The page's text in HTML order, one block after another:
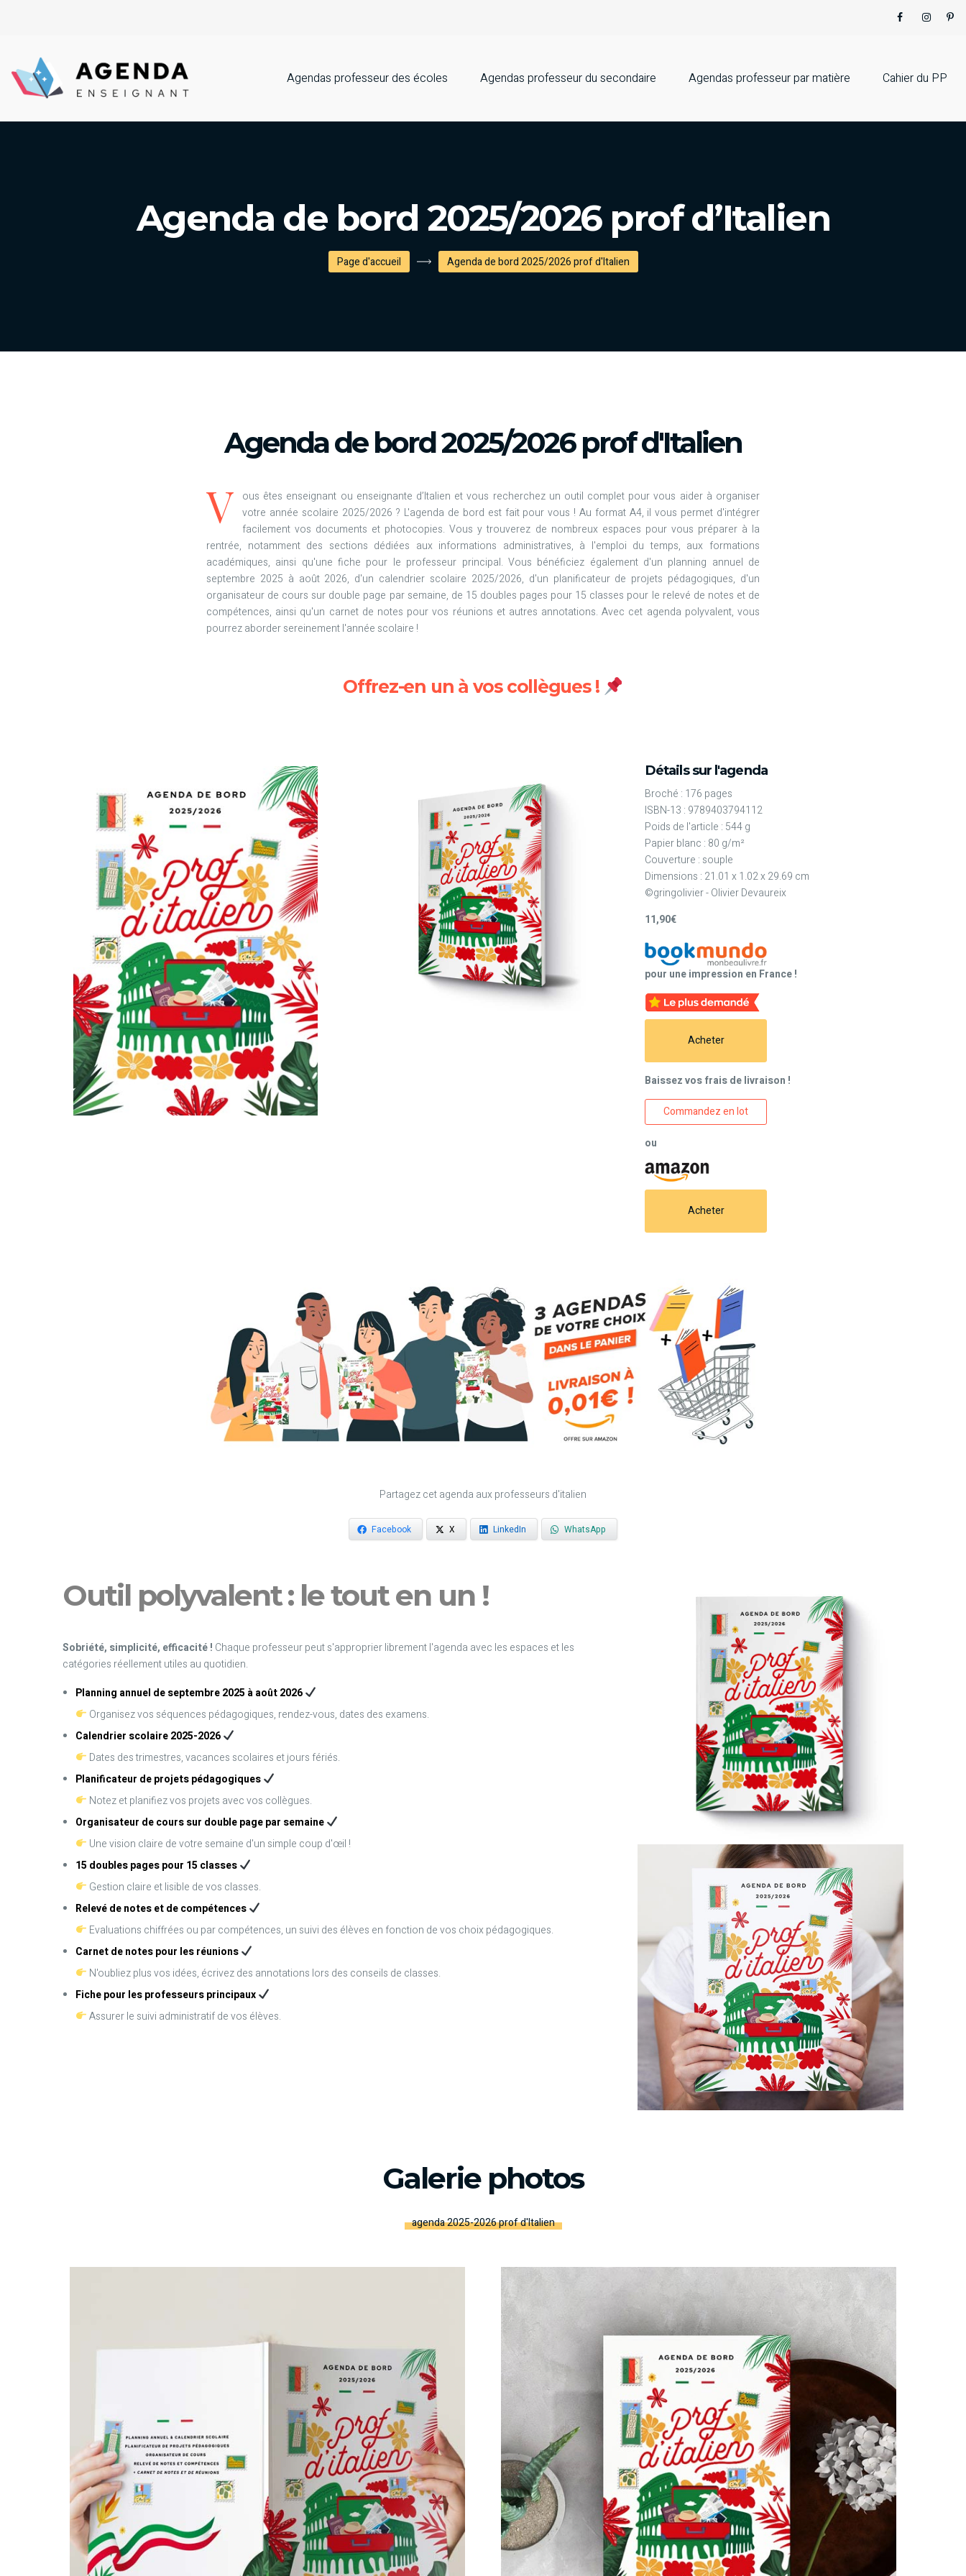
Agendas professeur des écoles Agendas professeur du secondaire Agendas professeur par matière Cahier du PP
Agenda de bord 2025/2026 prof d’Italien
Page d'accueil Agenda de bord 2025/2026 prof d'Italien
Agenda de bord 2025/2026 prof d'Italien
V
ous êtes enseignant ou enseignante d’Italien et vous recherchez un outil complet pour vous aider à organiser
votre année scolaire 2025/2026 ? L'agenda de bord est fait pour vous ! Au format A4, il vous permet d'intégrer
facilement vos documents et photocopies. Vous y trouverez de nombreux espaces pour vous préparer à la
rentrée, notamment des sections dédiées aux informations administratives, à l'emploi du temps, aux formations
académiques, ainsi qu'une fiche pour le professeur principal. Vous bénéficiez également d'un planning annuel de
septembre 2025 à août 2026, d'un calendrier scolaire 2025/2026, d'un planificateur de projets pédagogiques, d'un
organisateur de cours sur double page par semaine, de 15 doubles pages pour 15 classes pour le relevé de notes et de
compétences, ainsi qu'un carnet de notes pour vos réunions et autres annotations. Avec cet agenda polyvalent, vous
pourrez aborder sereinement l'année scolaire !
Offrez-en un à vos collègues !
Détails sur l'agenda
Broché : 176 pages
ISBN-13 : 9789403794112
Poids de l'article : 544 g
Papier blanc : 80 g/m²
Couverture : souple
Dimensions : 21.01 x 1.02 x 29.69 cm
©gringolivier - Olivier Devaureix
11,90€
pour une impression en France !
Acheter
Baissez vos frais de livraison !
Commandez en lot
ou
Acheter
Partagez cet agenda aux professeurs d'italien
Facebook X LinkedIn WhatsApp
Outil polyvalent : le tout en un !
Sobriété, simplicité, efficacité ! Chaque professeur peut s'approprier librement l'agenda avec les espaces et les
catégories réellement utiles au quotidien.
Planning annuel de septembre 2025 à août 2026
Organisez vos séquences pédagogiques, rendez-vous, dates des examens.
Calendrier scolaire 2025-2026
Dates des trimestres, vacances scolaires et jours fériés.
Planificateur de projets pédagogiques
Notez et planifiez vos projets avec vos collègues.
Organisateur de cours sur double page par semaine
Une vision claire de votre semaine d'un simple coup d'œil !
15 doubles pages pour 15 classes
Gestion claire et lisible de vos classes.
Relevé de notes et de compétences
Evaluations chiffrées ou par compétences, un suivi des élèves en fonction de vos choix pédagogiques.
Carnet de notes pour les réunions
N'oubliez plus vos idées, écrivez des annotations lors des conseils de classes.
Fiche pour les professeurs principaux
Assurer le suivi administratif de vos élèves.
Galerie photos
agenda 2025-2026 prof d'Italien